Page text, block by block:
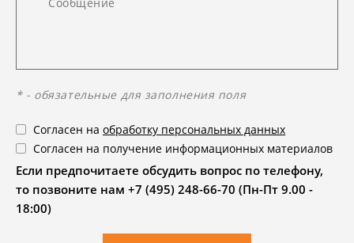
* - обязательные для заполнения поля
Согласен на обработку персональных данных
Согласен на получение информационных материалов
Если предпочитаете обсудить вопрос по телефону,
то позвоните нам +7 (495) 248-66-70 (Пн-Пт 9.00 -
18:00)